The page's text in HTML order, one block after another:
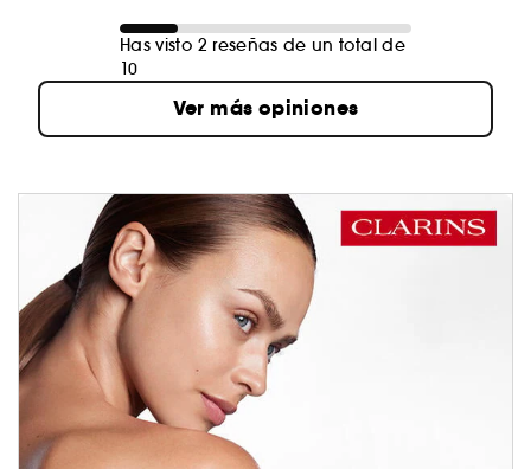
Has visto 2 reseñas de un total de
10
Ver más opiniones